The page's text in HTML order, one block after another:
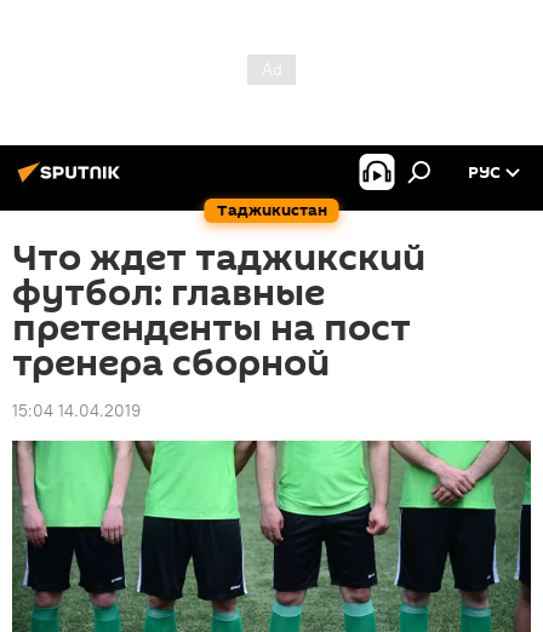
Таджикистан
РУС
Что ждет таджикский
футбол: главные
претенденты на пост
тренера сборной
15:04 14.04.2019